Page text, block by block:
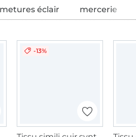
éclair mercerie
-13%